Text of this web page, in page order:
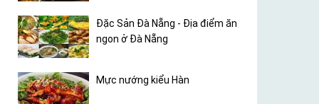
Đặc Sản Đà Nẵng - Địa điểm ăn
ngon ở Đà Nẵng
Mực nướng kiểu Hàn